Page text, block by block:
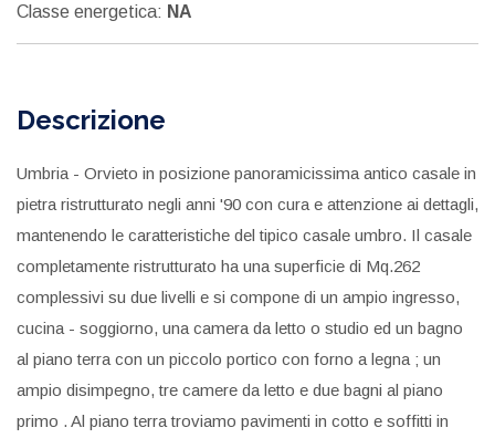
Classe energetica: NA
Descrizione
Umbria - Orvieto in posizione panoramicissima antico casale in
pietra ristrutturato negli anni '90 con cura e attenzione ai dettagli,
mantenendo le caratteristiche del tipico casale umbro. Il casale
completamente ristrutturato ha una superficie di Mq.262
complessivi su due livelli e si compone di un ampio ingresso,
cucina - soggiorno, una camera da letto o studio ed un bagno
al piano terra con un piccolo portico con forno a legna ; un
ampio disimpegno, tre camere da letto e due bagni al piano
primo . Al piano terra troviamo pavimenti in cotto e soffitti in